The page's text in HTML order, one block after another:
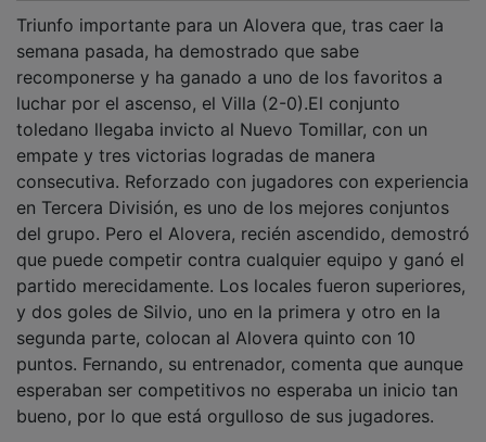
semana pasada, ha demostrado que sabe
recomponerse y ha ganado a uno de los favoritos a
luchar por el ascenso, el Villa (2-0).El conjunto
toledano llegaba invicto al Nuevo Tomillar, con un
empate y tres victorias logradas de manera
consecutiva. Reforzado con jugadores con experiencia
en Tercera División, es uno de los mejores conjuntos
del grupo. Pero el Alovera, recién ascendido, demostró
que puede competir contra cualquier equipo y ganó el
partido merecidamente. Los locales fueron superiores,
y dos goles de Silvio, uno en la primera y otro en la
segunda parte, colocan al Alovera quinto con 10
puntos. Fernando, su entrenador, comenta que aunque
esperaban ser competitivos no esperaba un inicio tan
bueno, por lo que está orgulloso de sus jugadores.